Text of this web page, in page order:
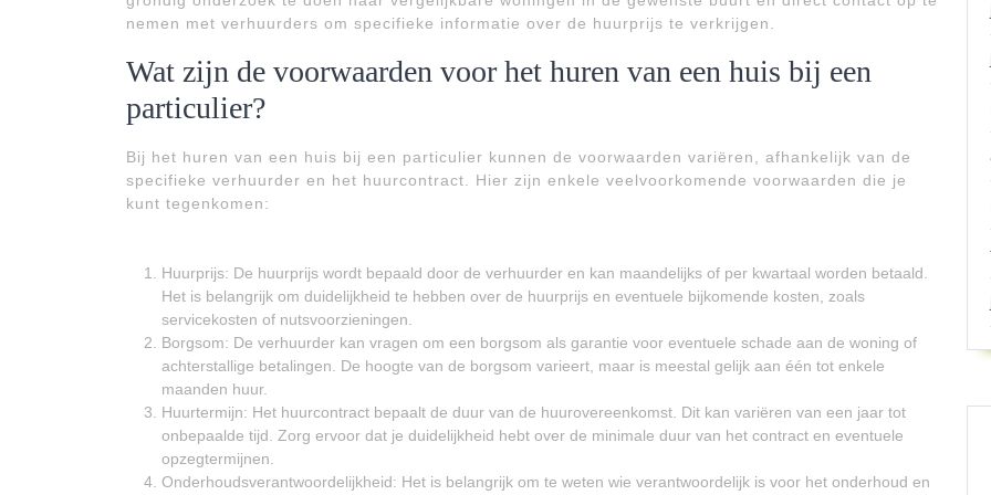
nemen met verhuurders om specifieke informatie over de huurprijs te verkrijgen.
Wat zijn de voorwaarden voor het huren van een huis bij een
particulier?
Bij het huren van een huis bij een particulier kunnen de voorwaarden variëren, afhankelijk van de
specifieke verhuurder en het huurcontract. Hier zijn enkele veelvoorkomende voorwaarden die je
kunt tegenkomen:
Huurprijs: De huurprijs wordt bepaald door de verhuurder en kan maandelijks of per kwartaal worden betaald.
Het is belangrijk om duidelijkheid te hebben over de huurprijs en eventuele bijkomende kosten, zoals
servicekosten of nutsvoorzieningen.
Borgsom: De verhuurder kan vragen om een borgsom als garantie voor eventuele schade aan de woning of
achterstallige betalingen. De hoogte van de borgsom varieert, maar is meestal gelijk aan één tot enkele
maanden huur.
Huurtermijn: Het huurcontract bepaalt de duur van de huurovereenkomst. Dit kan variëren van een jaar tot
onbepaalde tijd. Zorg ervoor dat je duidelijkheid hebt over de minimale duur van het contract en eventuele
opzegtermijnen.
Onderhoudsverantwoordelijkheid: Het is belangrijk om te weten wie verantwoordelijk is voor het onderhoud en